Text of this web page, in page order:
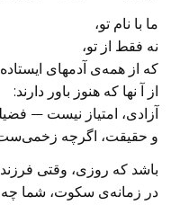
ما با نام تو،
نه فقط از تو،
که از همه‌ی آدمهای
از آ نها که هنوز باور دارند:
آزادی، امتیاز نیست —
و حقیقت، اگرچه
باشد که روزی، وقتی
در زمانه‌ی سکوت، شما چه